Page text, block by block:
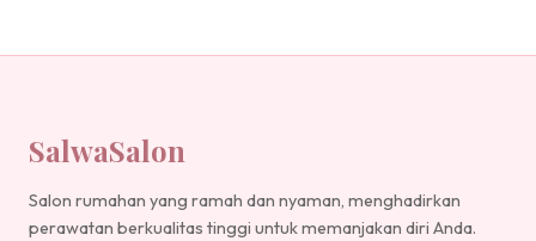
SalwaSalon
Salon rumahan yang ramah dan nyaman, menghadirkan
perawatan berkualitas tinggi untuk memanjakan diri Anda.